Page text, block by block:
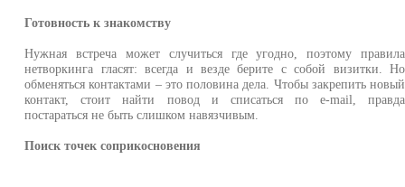
Готовность к знакомству
Нужная встреча может случиться где угодно, поэтому правила
нетворкинга гласят: всегда и везде берите с собой визитки. Но
обменяться контактами – это половина дела. Чтобы закрепить новый
контакт, стоит найти повод и списаться по е-mail, правда
постараться не быть слишком навязчивым.
Поиск точек соприкосновения